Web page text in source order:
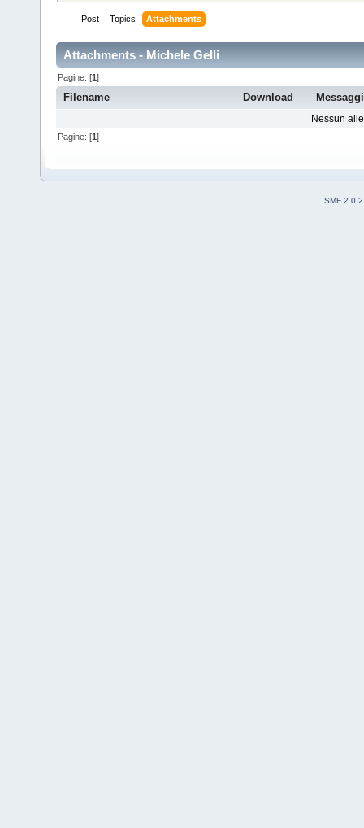
Post Topics Attachments
Attachments - Michele Gelli
Pagine: [1]
Filename Download
Nessun
Pagine: [1]
SMF 2.0.2